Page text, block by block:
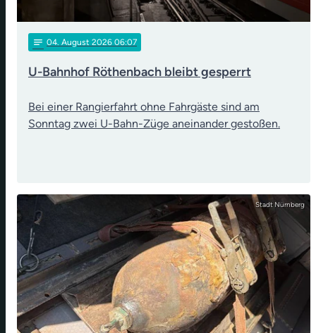
notes 04 . August 2026 06:07
U-Bahnhof Röthenbach bleibt gesperrt
Bei einer Rangierfahrt ohne Fahrgäste sind am
Sonntag zwei U-Bahn-Züge aneinander gestoßen.
Stadt Nürnberg